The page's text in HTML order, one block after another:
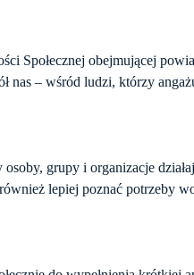
Społecznej obejmującej
– wśród ludzi, którzy
grupy i organizacje
lepiej poznać potrzeby